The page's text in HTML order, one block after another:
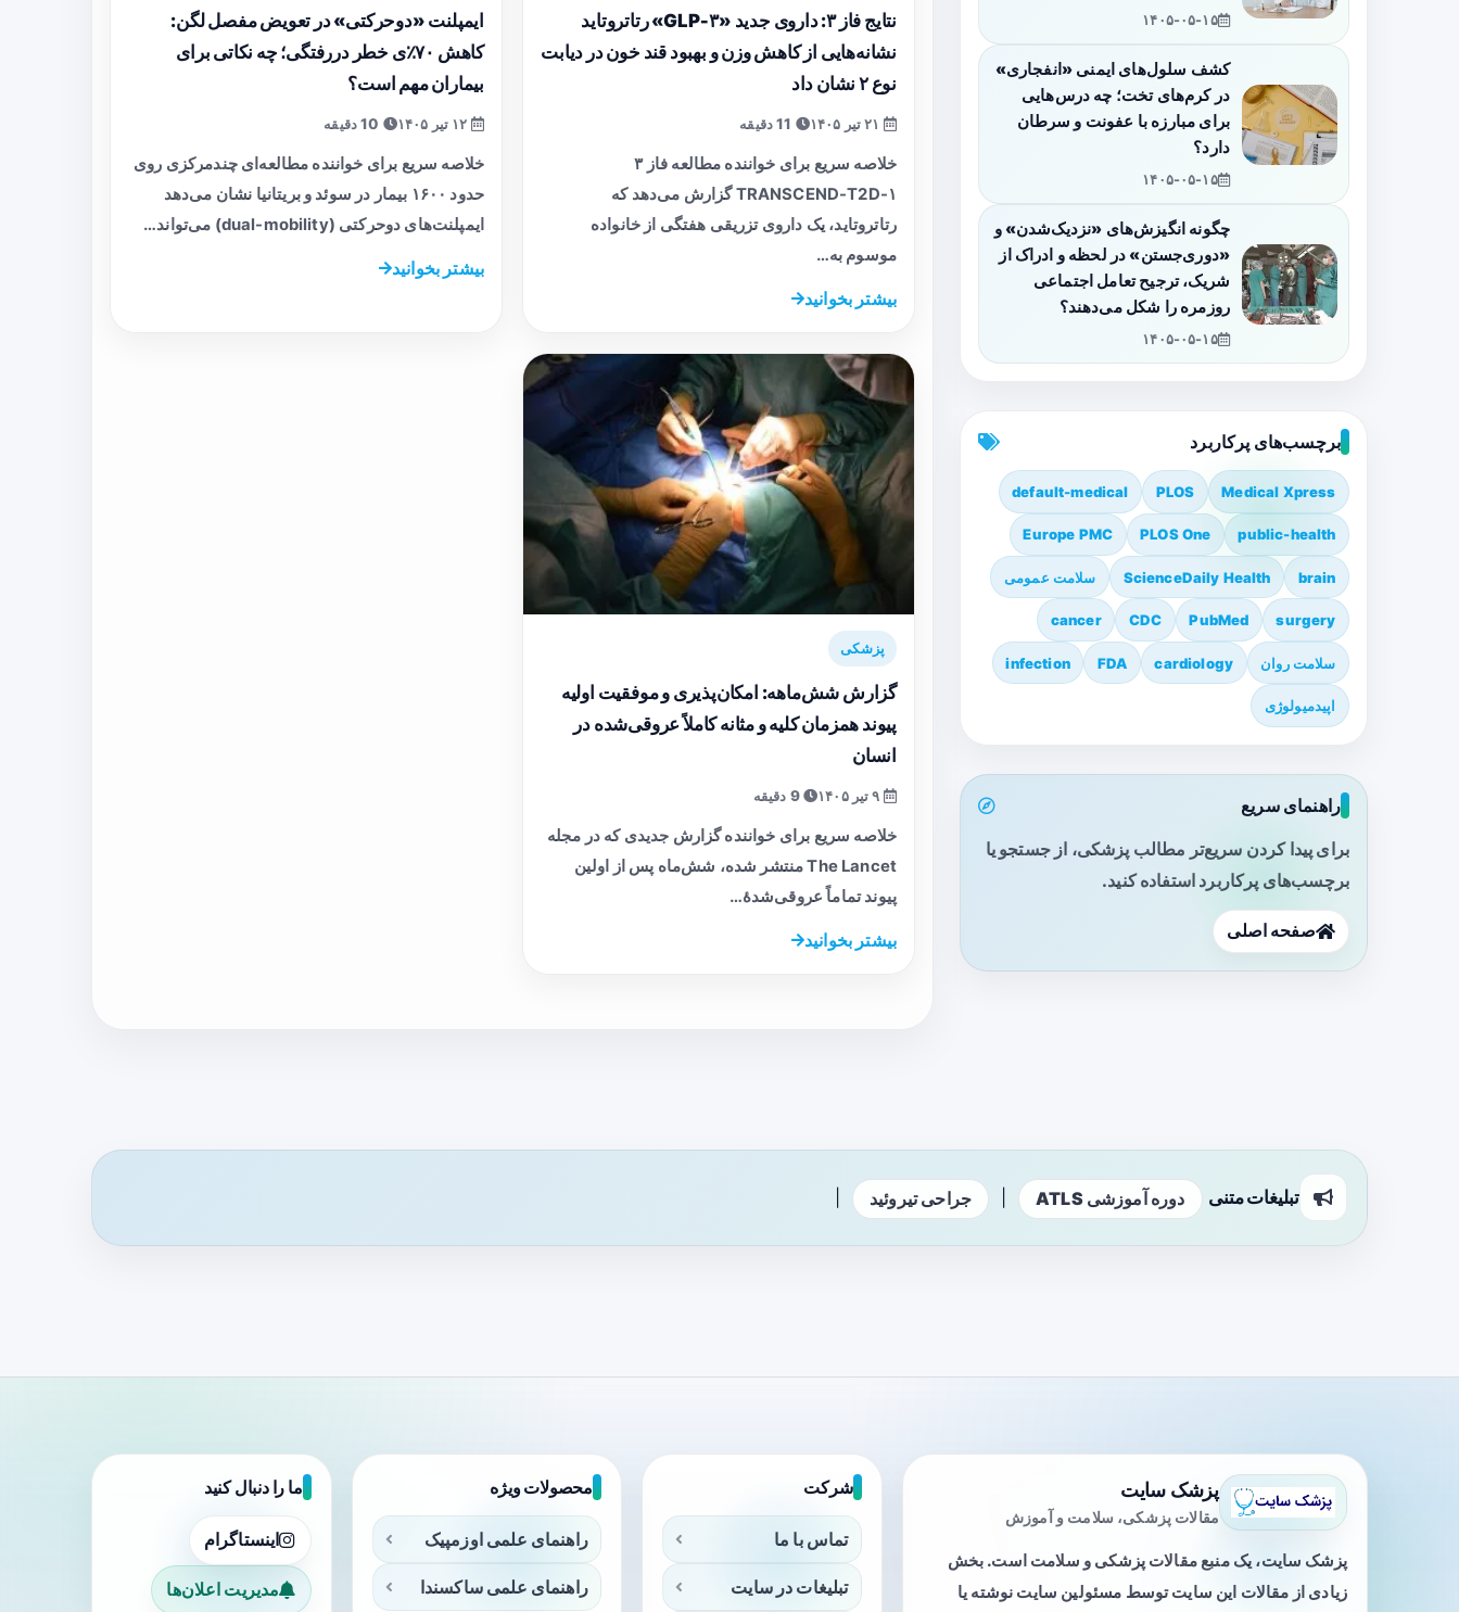
نتایج فاز ۳: داروی جدید «GLP‑۳» رتاتروتاید
نشانه‌هایی از کاهش وزن و بهبود قند خون در دیابت
نوع ۲ نشان داد
خلاصه سریع برای خواننده مطالعه فاز ۳
TRANSCEND-T2D-۱ گزارش می‌دهد که
رتاتروتاید، یک داروی تزریقی هفتگی از خانواده
موسوم به…
بیشتر بخوانید
ایمپلنت «دوحرکتی» در تعویض مفصل لگن:
کاهش ۷۰٪ی خطر دررفتگی؛ چه نکاتی برای
بیماران مهم است؟
خلاصه سریع برای خواننده مطالعه‌ای چندمرکزی روی
حدود ۱۶۰۰ بیمار در سوئد و بریتانیا نشان می‌دهد
ایمپلنت‌های دوحرکتی (dual-mobility) می‌تواند…
بیشتر بخوانید
پزشکی
گزارش شش‌ماهه: امکان‌پذیری و موفقیت اولیه
پیوند همزمان کلیه و مثانه کاملاً عروقی‌شده در
انسان
9 دقیقه
خلاصه سریع برای خواننده گزارش جدیدی که در مجله
The Lancet منتشر شده، شش‌ماه پس از اولین
پیوند تماماً عروقی‌شدهٔ…
بیشتر بخوانید
۱۴۰۵-۰۵-۱۵
کشف سلول‌های ایمنی «انفجاری»
در کرم‌های تخت؛ چه درس‌هایی
برای مبارزه با عفونت و سرطان
دارد؟
۱۴۰۵-۰۵-۱۵
چگونه انگیزش‌های «نزدیک‌شدن» و
«دوری‌جستن» در لحظه و ادراک از
شریک، ترجیح تعامل اجتماعی
روزمره را شکل می‌دهند؟
۱۴۰۵-۰۵-۱۵
برچسب‌های پرکاربرد
Medical Xpress
PLOS
default-medical
public-health
PLOS One
Europe PMC
brain
ScienceDaily Health سلامت عمومی
surgery
PubMed
CDC
cancer
سلامت روان cardiology
FDA
infection
اپیدمیولوژی
راهنمای سریع
برای پیدا کردن سریع‌تر مطالب پزشکی، از جستجو یا
برچسب‌های پرکاربرد استفاده کنید.
صفحه اصلی
تبلیغات متنی دوره آموزشی ATLS جراحی تیروئید
پزشک سایت
مقالات پزشکی، سلامت و آموزش
پزشک سایت، یک منبع مقالات پزشکی و سلامت است. بخش
زیادی از مقالات این سایت توسط مسئولین سایت نوشته یا
شرکت
تماس با ما
تبلیغات در سایت
محصولات ویژه
راهنمای علمی اوزمپیک
راهنمای علمی ساکسندا
ما را دنبال کنید
اینستاگرام
مدیریت اعلان‌ها